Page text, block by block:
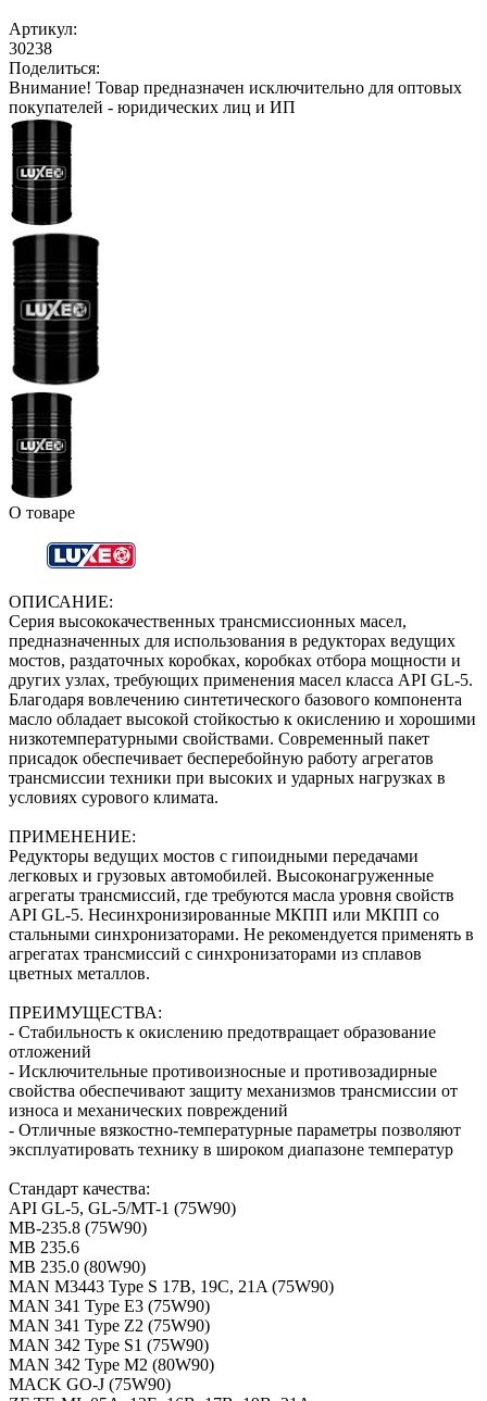
Артикул:
30238
Поделиться:
Внимание! Товар предназначен исключительно для оптовых
покупателей - юридических лиц и ИП
О товаре
ОПИСАНИЕ:
Серия высококачественных трансмиссионных масел,
предназначенных для использования в редукторах ведущих
мостов, раздаточных коробках, коробках отбора мощности и
других узлах, требующих применения масел класса API GL-5.
Благодаря вовлечению синтетического базового компонента
масло обладает высокой стойкостью к окислению и хорошими
низкотемпературными свойствами. Современный пакет
присадок обеспечивает бесперебойную работу агрегатов
трансмиссии техники при высоких и ударных нагрузках в
условиях сурового климата.
ПРИМЕНЕНИЕ:
Редукторы ведущих мостов с гипоидными передачами
легковых и грузовых автомобилей. Высоконагруженные
агрегаты трансмиссий, где требуются масла уровня свойств
API GL-5. Несинхронизированные МКПП или МКПП со
стальными синхронизаторами. Не рекомендуется применять в
агрегатах трансмиссий с синхронизаторами из сплавов
цветных металлов.
ПРЕИМУЩЕСТВА:
- Стабильность к окислению предотвращает образование
отложений
- Исключительные противоизносные и противозадирные
свойства обеспечивают защиту механизмов трансмиссии от
износа и механических повреждений
- Отличные вязкостно-температурные параметры позволяют
эксплуатировать технику в широком диапазоне температур
Стандарт качества:
API GL-5, GL-5/MT-1 (75W90)
MB-235.8 (75W90)
MB 235.6
MB 235.0 (80W90)
MAN M3443 Type S 17B, 19C, 21A (75W90)
MAN 341 Type E3 (75W90)
MAN 341 Type Z2 (75W90)
MAN 342 Type S1 (75W90)
MAN 342 Type M2 (80W90)
MACK GO-J (75W90)